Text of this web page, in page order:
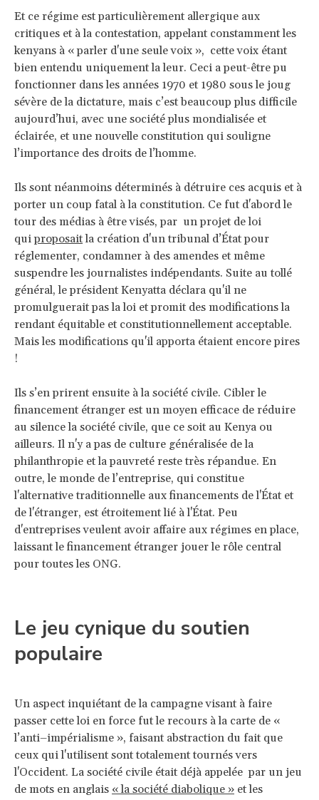
Et ce régime est particulièrement allergique aux
critiques et à la contestation, appelant constamment les ​​
kenyans à « parler d'une seule voix », cette voix étant
bien entendu uniquement la leur. Ceci a peut-être pu
fonctionner dans les années 1970 et 1980 sous le joug
sévère de la dictature, mais c’est beaucoup plus difficile
aujourd’hui, avec une société plus mondialisée et
éclairée, et une nouvelle constitution qui souligne
l’importance des droits de l’homme.
Ils sont néanmoins déterminés à détruire ces acquis et à
porter un coup fatal à la constitution. Ce fut d'abord le
tour des médias à être visés, par un projet de loi
quiproposaitla création d'un tribunal d’État pour
réglementer, condamner à des amendes et même
suspendre les journalistes indépendants. Suite au tollé
général, le président Kenyatta déclara qu'il ne
promulguerait pas la loi et promit des modifications la
rendant équitable et constitutionnellement acceptable.
Mais les modifications qu'il apporta étaient encore pires
!
Ils s’en prirent ensuite à la société civile. Cibler le
financement étranger est un moyen efficace de réduire
au silence la société civile, que ce soit au Kenya ou
ailleurs. Il n'y a pas de culture généralisée de la
philanthropie et la pauvreté reste très répandue. En
outre, le monde de l’entreprise, qui constitue
l'alternative traditionnelle aux financements de l'État et
de l'étranger, est étroitement lié à l'État. Peu
d'entreprises veulent avoir affaire aux régimes en place,
laissant le financement étranger jouer le rôle central
pour toutes les ONG.
Le jeu cynique du soutien
populaire
Un aspect inquiétant de la campagne visant à faire
passer cette loi en force fut le recours à la carte de «
l’anti–impérialisme », faisant abstraction du fait que
ceux qui l'utilisent sont totalement tournés vers
l'Occident. La société civile était déjà appelée par un jeu
de mots en anglais « la société diabolique » et les